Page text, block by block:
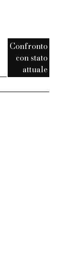
Confronto
con stato
attuale